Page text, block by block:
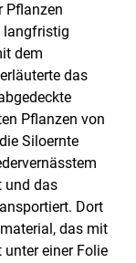
Pflanzen
langfristig
dem
das
Pflanzen von
Siloernte
und das
Dort
das mit
einer Folie